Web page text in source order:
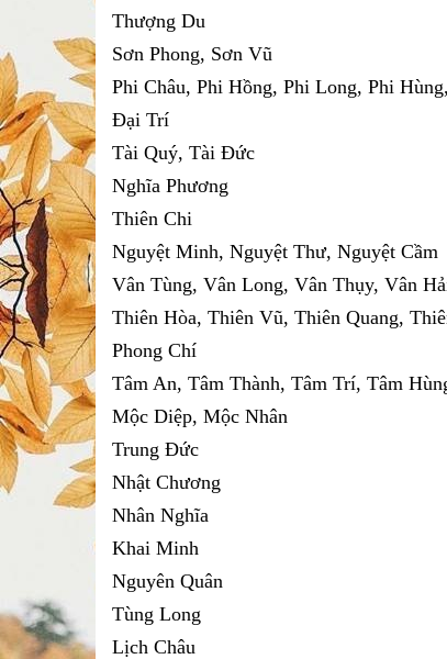
Thượng Du
Sơn Phong, Sơn Vũ
Phi Châu, Phi Hồng, Phi Long, Phi
Đại Trí
Tài Quý, Tài Đức
Nghĩa Phương
Thiên Chi
Nguyệt Minh, Nguyệt Thư, Nguyệt Cầm
Vân Tùng, Vân Long, Vân Thụy, Vân
Thiên Hòa, Thiên Vũ, Thiên Quang,
Phong Chí
Tâm An, Tâm Thành, Tâm Trí, Tâm
Mộc Diệp, Mộc Nhân
Trung Đức
Nhật Chương
Nhân Nghĩa
Khai Minh
Nguyên Quân
Tùng Long
Lịch Châu